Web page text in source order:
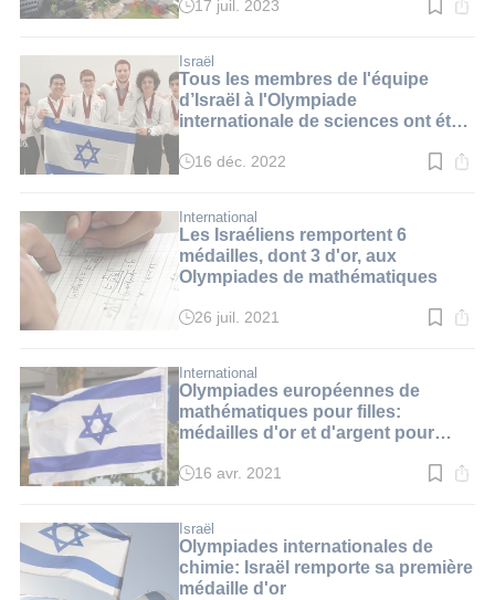
Temps
:
2
min.
17 juil. 2023
Israël
Tous les membres de l'équipe
d’Israël à l'Olympiade
internationale de sciences ont été
Temps
:
2
min.
16 déc. 2022
International
Les Israéliens remportent 6
médailles, dont 3 d'or, aux
Olympiades de mathématiques
Temps
:
2
min.
26 juil. 2021
International
Olympiades européennes de
mathématiques pour filles:
médailles d'or et d'argent pour
Temps
:
2
min.
16 avr. 2021
Israël
Olympiades internationales de
chimie: Israël remporte sa première
médaille d'or